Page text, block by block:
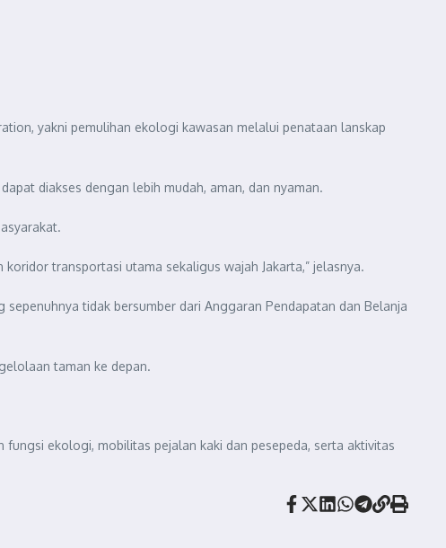
yakni pemulihan ekologi kawasan melalui penataan lanskap
diakses dengan lebih mudah, aman, dan nyaman.
transportasi utama sekaligus wajah Jakarta,” jelasnya.
tidak bersumber dari Anggaran Pendapatan dan Belanja
taman ke depan.
ekologi, mobilitas pejalan kaki dan pesepeda, serta aktivitas